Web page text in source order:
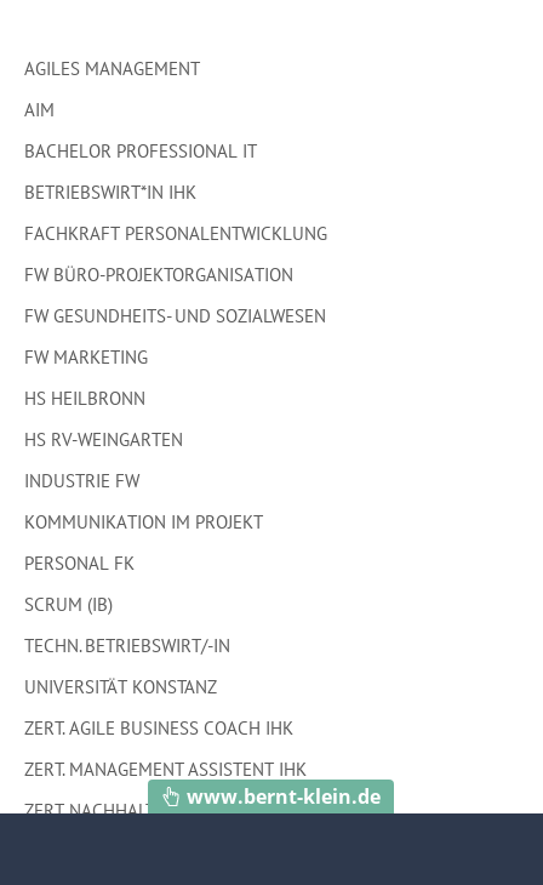
AGILES MANAGEMENT
AIM
BACHELOR PROFESSIONAL IT
BETRIEBSWIRT*IN IHK
FACHKRAFT PERSONALENTWICKLUNG
FW BÜRO-PROJEKTORGANISATION
FW GESUNDHEITS- UND SOZIALWESEN
FW MARKETING
HS HEILBRONN
HS RV-WEINGARTEN
INDUSTRIE FW
KOMMUNIKATION IM PROJEKT
PERSONAL FK
SCRUM (IB)
TECHN. BETRIEBSWIRT/-IN
UNIVERSITÄT KONSTANZ
ZERT. AGILE BUSINESS COACH IHK
ZERT. MANAGEMENT ASSISTENT IHK
ZERT. NACHHALTIGKEITS-COACH (UNIV.)
www.bernt-klein.de